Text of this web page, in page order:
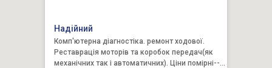
Надійний
Комп'ютерна діагностіка. ремонт ходової.
Реставрація моторів та коробок передач(як
механічних так і автоматичних). Ціни помірні--